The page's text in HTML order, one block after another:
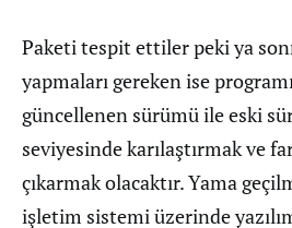
Paketi tespit ettiler peki ya
yapmaları gereken ise
güncellenen sürümü ile eski
seviyesinde karılaştırmak ve
çıkarmak olacaktır. Yama
işletim sistemi üzerinde